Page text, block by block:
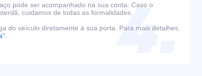
pode ser acompanhado na sua conta. Caso o
cuidamos de todas as formalidades.
do veículo diretamente à sua porta. Para mais detalhes,